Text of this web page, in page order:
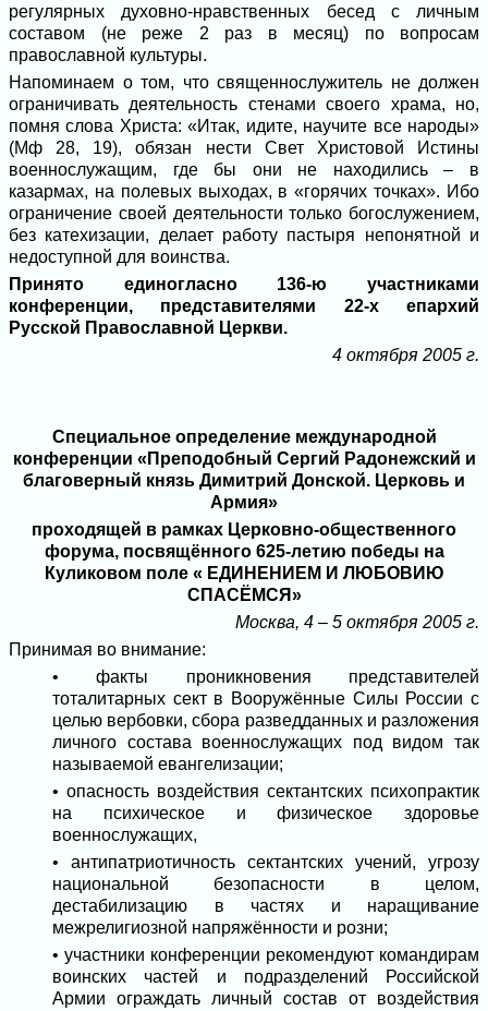
регулярных духовно-нравственных бесед с личным
составом (не реже 2 раз в месяц) по вопросам
православной культуры.
Напоминаем о том, что священнослужитель не должен
ограничивать деятельность стенами своего храма, но,
помня слова Христа: «Итак, идите, научите все народы»
(Мф 28, 19), обязан нести Свет Христовой Истины
военнослужащим, где бы они не находились – в
казармах, на полевых выходах, в «горячих точках». Ибо
ограничение своей деятельности только богослужением,
без катехизации, делает работу пастыря непонятной и
недоступной для воинства.
Принято единогласно 136-ю участниками
конференции, представителями 22-х епархий
Русской Православной Церкви.
4 октября 2005 г.
Специальное определение международной
конференции «Преподобный Сергий Радонежский и
благоверный князь Димитрий Донской. Церковь и
Армия»
проходящей в рамках Церковно-общественного
форума, посвящённого 625-летию победы на
Куликовом поле « ЕДИНЕНИЕМ И ЛЮБОВИЮ
СПАСЁМСЯ»
Москва, 4 – 5 октября 2005 г.
Принимая во внимание:
• факты проникновения представителей
тоталитарных сект в Вооружённые Силы России с
целью вербовки, сбора разведданных и разложения
личного состава военнослужащих под видом так
называемой евангелизации;
• опасность воздействия сектантских психопрактик
на психическое и физическое здоровье
военнослужащих,
• антипатриотичность сектантских учений, угрозу
национальной безопасности в целом,
дестабилизацию в частях и наращивание
межрелигиозной напряжённости и розни;
• участники конференции рекомендуют командирам
воинских частей и подразделений Российской
Армии ограждать личный состав от воздействия